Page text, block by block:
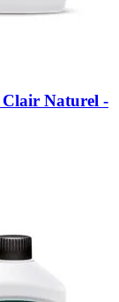
Clair Naturel -